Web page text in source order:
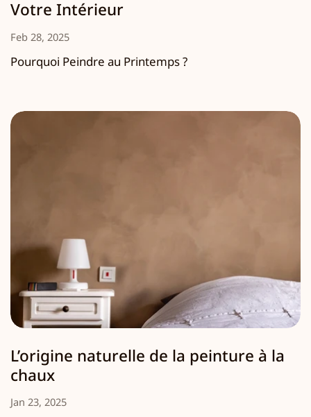
Votre Intérieur
Feb 28, 2025
Pourquoi Peindre au Printemps ?
L’origine naturelle de la peinture à la
chaux
Jan 23, 2025